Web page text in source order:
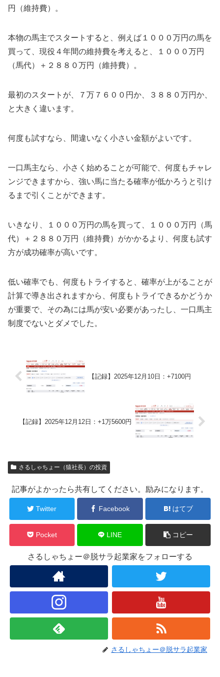
円（維持費）。
本物の馬主でスタートすると、例えば１０００万円の馬を
買って、現役４年間の維持費を考えると、１０００万円
（馬代）＋２８８０万円（維持費）。
最初のスタートが、７万７６００円か、３８８０万円か、
と大きく違います。
何度も試すなら、間違いなく小さい金額がよいです。
一口馬主なら、小さく始めることが可能で、何度もチャレ
ンジできますから、強い馬に当たる確率が低かろうと引け
るまで引くことができます。
いきなり、１０００万円の馬を買って、１０００万円（馬
代）＋２８８０万円（維持費）がかかるより、何度も試す
方が成功確率が高いです。
低い確率でも、何度もトライすると、確率が上がることが
計算で導き出されますから、何度もトライできるかどうか
が重要で、その為には馬が安い必要があったし、一口馬主
制度でないとダメでした。
【記録】2025年12月10日：+7100円
【記録】2025年12月12日：+1万5600円
さるしゃちょー（猿社長）の投資
記事がよかったら共有してください。励みになります。
Twitter Facebook はてブ
Pocket LINE コピー
さるしゃちょー＠脱サラ起業家をフォローする
さるしゃちょー＠脱サラ起業家